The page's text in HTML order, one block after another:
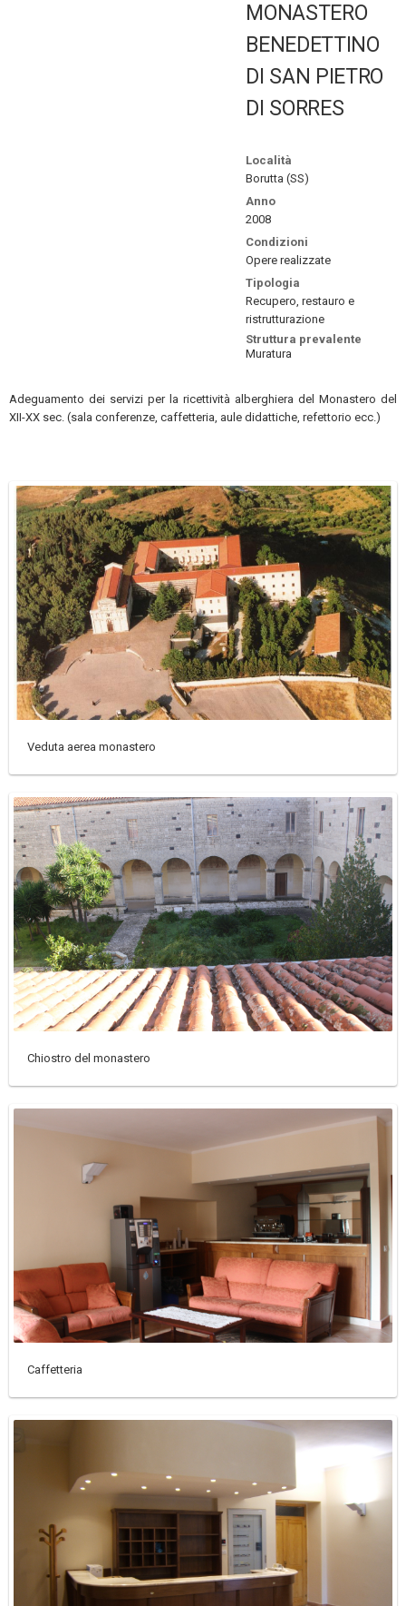
MONASTERO
BENEDETTINO
DI SAN PIETRO
DI SORRES
Località
Borutta (SS)
Anno
2008
Condizioni
Opere realizzate
Tipologia
Recupero, restauro e
ristrutturazione
Struttura prevalente
Muratura
Adeguamento dei servizi per la ricettività alberghiera del Monastero del
XII-XX sec. (sala conferenze, caffetteria, aule didattiche, refettorio ecc.)
Veduta aerea monastero
Chiostro del monastero
Caffetteria